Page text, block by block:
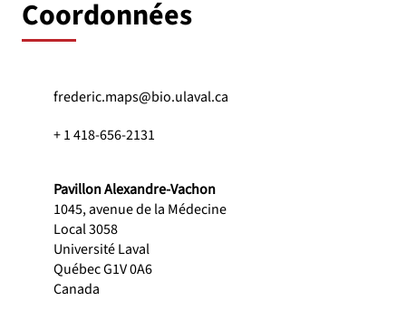
Coordonnées
frederic.maps@bio.ulaval.ca
+ 1 418-656-2131
Pavillon Alexandre-Vachon
1045, avenue de la Médecine
Local 3058
Université Laval
Québec G1V 0A6
Canada